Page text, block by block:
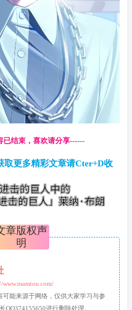
已结束，喜欢请分享------
取更多精彩文章请Cter+D收
章版权声
明
www.mamtou.com/
可能来源于网络，仅供大家学习与参
QQ374155650进行删除处理。